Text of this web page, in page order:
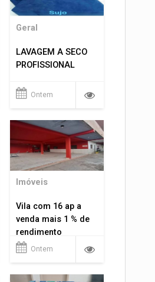
Geral
LAVAGEM A SECO
PROFISSIONAL
Ontem
Imóveis
Vila com 16 ap a
venda mais 1 % de
rendimento
Ontem